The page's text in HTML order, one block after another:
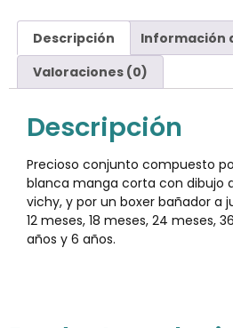
Descripción
Información
Valoraciones (0)
Descripción
Precioso conjunto compuesto
blanca manga corta con dibujo
vichy, y por un boxer bañador a
12 meses, 18 meses, 24 meses,
años y 6 años.